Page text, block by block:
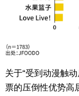
关于“受到动漫触
票的压倒性优势高